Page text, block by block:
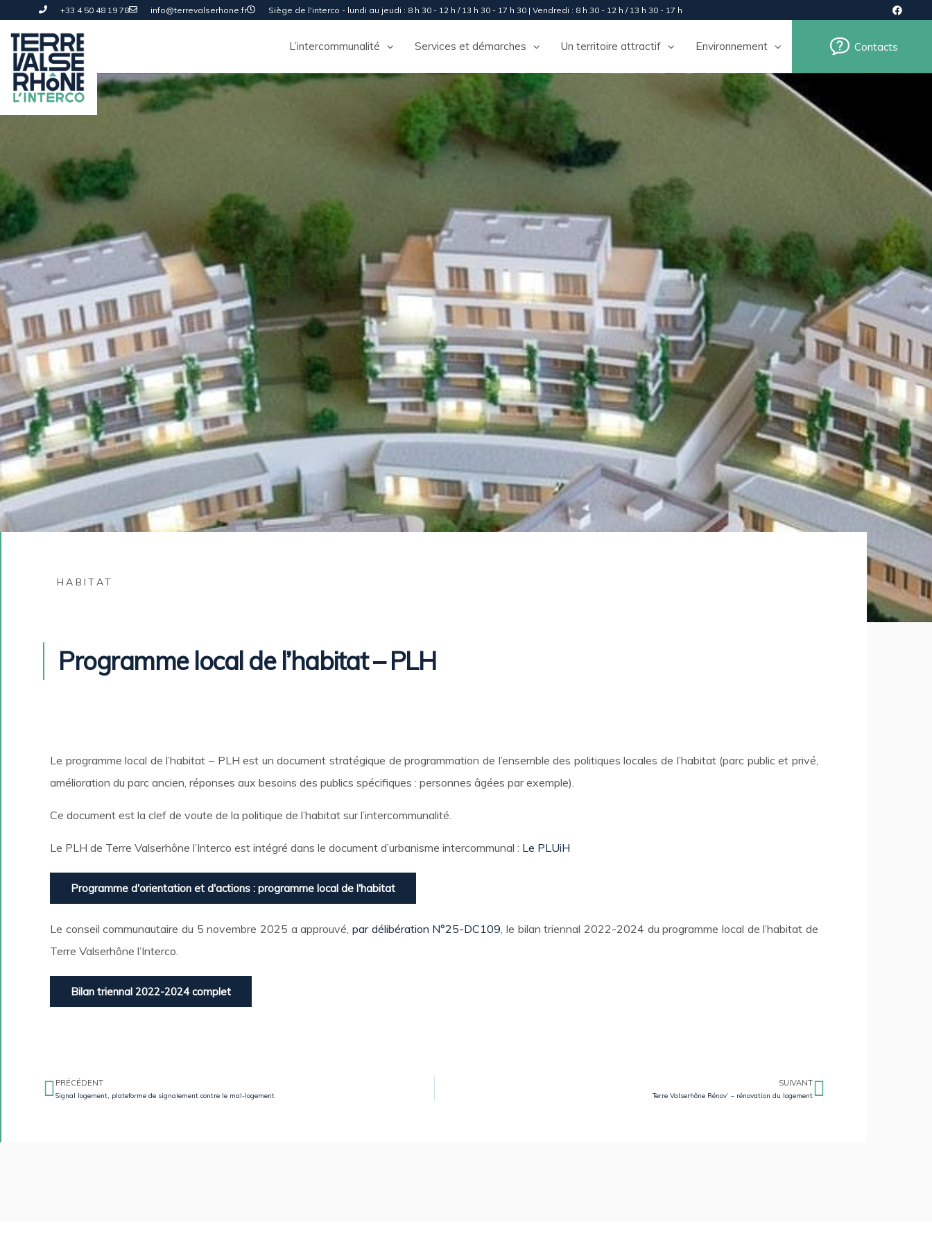
+33 4 50 48 19 78 info@terrevalserhone.fr Siège de l'interco - lundi au jeudi : 8 h 30 - 12 h / 13 h 30 - 17 h 30 | Vendredi : 8 h 30 - 12 h / 13 h 30 - 17 h
L’intercommunalité Services et démarches Un territoire attractif Environnement Contacts
HABITAT
Programme local de l’habitat – PLH
Le programme local de l’habitat – PLH est un document stratégique de programmation de l’ensemble des politiques locales de l’habitat (parc public et privé,
amélioration du parc ancien, réponses aux besoins des publics spécifiques : personnes âgées par exemple).
Ce document est la clef de voute de la politique de l’habitat sur l’intercommunalité.
Le PLH de Terre Valserhône l’Interco est intégré dans le document d’urbanisme intercommunal : Le PLUiH
Programme d'orientation et d'actions : programme local de l'habitat
Le conseil communautaire du 5 novembre 2025 a approuvé, par délibération N°25-DC109, le bilan triennal 2022-2024 du programme local de l’habitat de
Terre Valserhône l’Interco.
Bilan triennal 2022-2024 complet
PRÉCÉDENT
Signal logement, plateforme de signalement contre le mal-logement
SUIVANT
Terre Valserhône Rénov’ – rénovation du logement